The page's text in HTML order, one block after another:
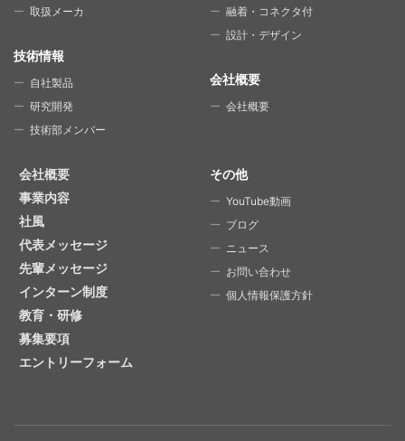
取扱メーカ
技術情報
自社製品
研究開発
技術部メンバー
融着・コネクタ付
設計・デザイン
会社概要
会社概要
会社概要
事業内容
社風
代表メッセージ
先輩メッセージ
インターン制度
教育・研修
募集要項
エントリーフォーム
その他
YouTube動画
ブログ
ニュース
お問い合わせ
個人情報保護方針